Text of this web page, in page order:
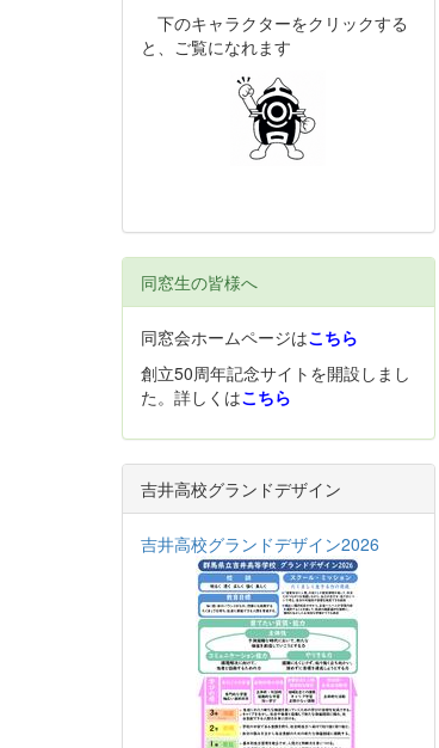
下のキャラクターをクリックする
と、ご覧になれます
同窓生の皆様へ
同窓会ホームページはこちら
創立50周年記念サイトを開設しまし
た。詳しくはこちら
吉井高校グランドデザイン
吉井高校グランドデザイン2026